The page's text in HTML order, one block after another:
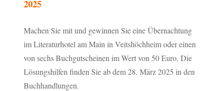
2025
Machen Sie mit und gewinnen Sie eine Übernachtung
im Literaturhotel am Main in Veitshöchheim oder einen
von sechs Buchgutscheinen im Wert von 50 Euro. Die
Lösungshilfen finden Sie ab dem 28. März 2025 in den
Buchhandlungen.